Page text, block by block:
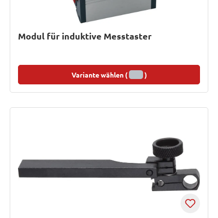
Modul für induktive Messtaster
Variante wählen ( )